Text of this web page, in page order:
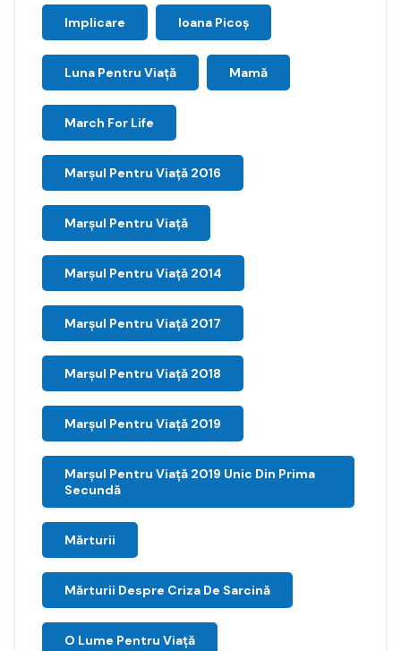
Implicare Ioana Picoş
Luna Pentru Viață Mamă
March For Life
Marşul Pentru Viaţă 2016
Marșul Pentru Viață
Marșul Pentru Viață 2014
Marșul Pentru Viață 2017
Marșul Pentru Viață 2018
Marșul Pentru Viață 2019
Marșul Pentru Viață 2019 Unic Din Prima
Secundă
Mărturii
Mărturii Despre Criza De Sarcină
O Lume Pentru Viață